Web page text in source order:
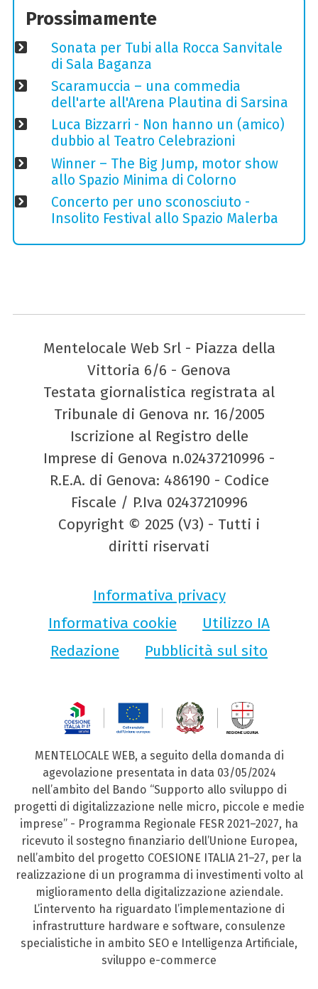
Prossimamente
Sonata per Tubi alla Rocca Sanvitale
di Sala Baganza
Scaramuccia – una commedia
dell'arte all'Arena Plautina di Sarsina
Luca Bizzarri - Non hanno un (amico)
dubbio al Teatro Celebrazioni
Winner – The Big Jump, motor show
allo Spazio Minima di Colorno
Concerto per uno sconosciuto -
Insolito Festival allo Spazio Malerba
Mentelocale Web Srl - Piazza della
Vittoria 6/6 - Genova
Testata giornalistica registrata al
Tribunale di Genova nr. 16/2005
Iscrizione al Registro delle
Imprese di Genova n.02437210996 -
R.E.A. di Genova: 486190 - Codice
Fiscale / P.Iva 02437210996
Copyright © 2025 (V3) - Tutti i
diritti riservati
Informativa privacy
Informativa cookie
Utilizzo IA
Redazione
Pubblicità sul sito
MENTELOCALE WEB, a seguito della domanda di
agevolazione presentata in data 03/05/2024
nell’ambito del Bando “Supporto allo sviluppo di
progetti di digitalizzazione nelle micro, piccole e medie
imprese” - Programma Regionale FESR 2021–2027, ha
ricevuto il sostegno finanziario dell’Unione Europea,
nell’ambito del progetto COESIONE ITALIA 21–27, per la
realizzazione di un programma di investimenti volto al
miglioramento della digitalizzazione aziendale.
L’intervento ha riguardato l’implementazione di
infrastrutture hardware e software, consulenze
specialistiche in ambito SEO e Intelligenza Artificiale,
sviluppo e-commerce